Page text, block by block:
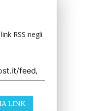
RSS negli
LINK